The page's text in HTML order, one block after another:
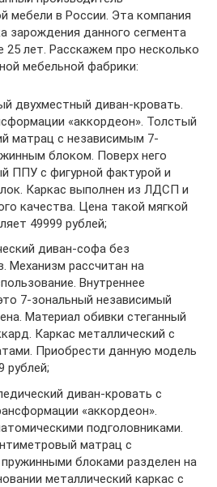
мебели в России. Эта компания
зарождения данного сегмента
25 лет. Расскажем про несколько
мебельной фабрики:
двухместный диван-кровать.
«аккордеон». Толстый
матрац с независимым 7-
блоком. Поверх него
ППУ с фигурной фактурой и
Каркас выполнен из ЛДСП и
качества. Цена такой мягкой
49999 рублей;
диван-софа без
Механизм рассчитан на
Внутреннее
7-зональный независимый
Материал обивки стеганный
Каркас металлический с
Приобрести данную модель
рублей;
диван-кровать с
«аккордеон».
подголовниками.
матрац с
блоками разделен на
металлический каркас с